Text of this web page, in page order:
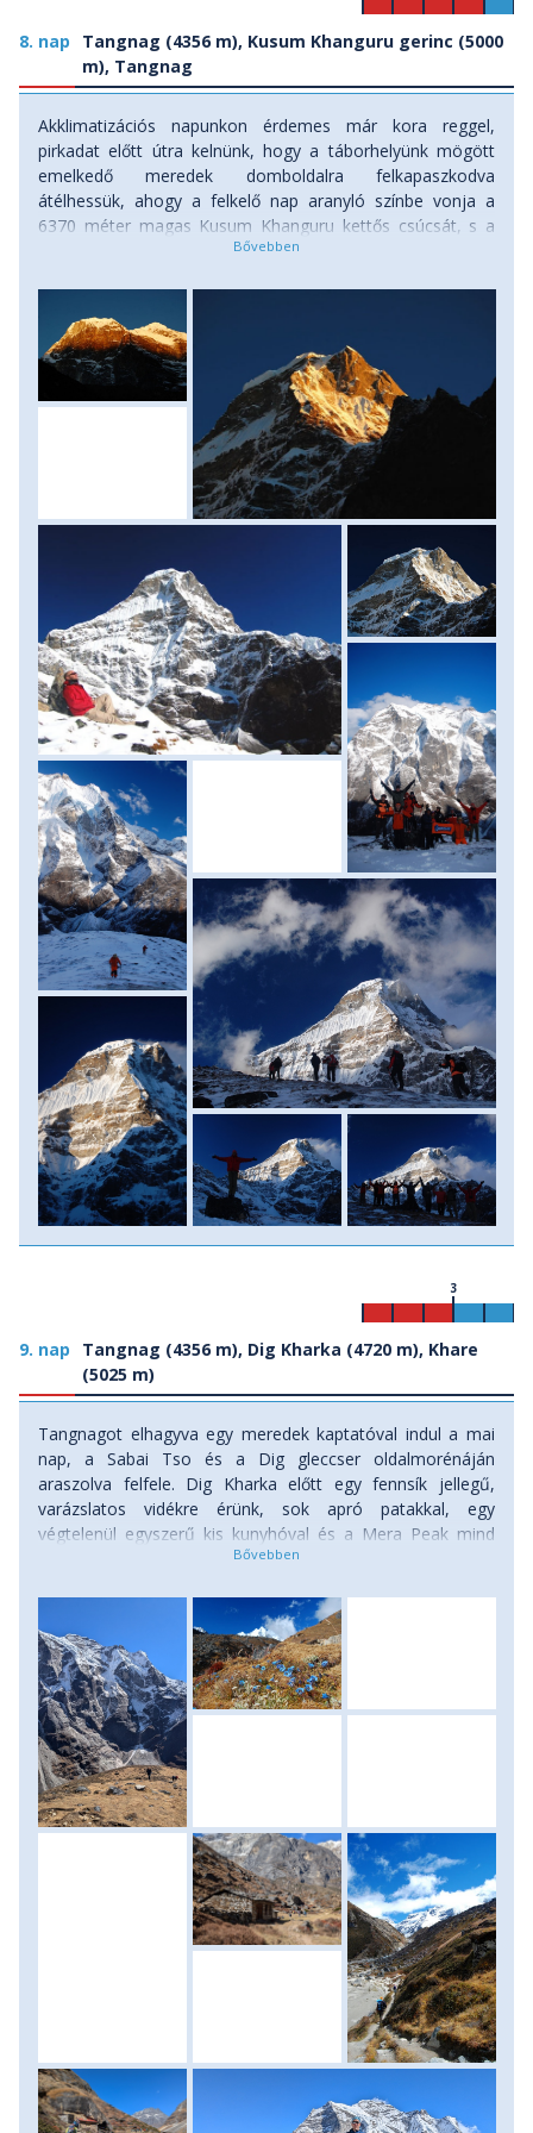
8. nap
Tangnag (4356 m), Kusum Khanguru gerinc (5000
m), Tangnag
Akklimatizációs napunkon érdemes már kora reggel,
pirkadat előtt útra kelnünk, hogy a táborhelyünk mögött
emelkedő meredek domboldalra felkapaszkodva
átélhessük, ahogy a felkelő nap aranyló színbe vonja a
6370 méter magas Kusum Khanguru kettős csúcsát, s a
Tangnag fölé magasodó Kyashar 6770 méteres
panoráma a jutalmunk! Amennyiben az időjárás engedi, itt
maradunk néhány órát, szoktatjuk magunkat a nagyobb
magassághoz. Innen alaposan szemügyre vehetjük az
elkövetkező napok útvonalát is, tovább a Sabai Tso zöldes
gleccsertava és a Dig gleccser mentén, egészen a Mera
gleccser széles nyúlványáiig. A táborba visszaereszkedve a
délutánt pihenéssel töltjük, de ha van még energiánk,
elsétálhatunk a Sabai Tso gleccsertavához is, ahonnan
döbbenetes és testközeli a rálátás a tóra – már ami az
1989-es természeti katasztrófa után megmaradt belőle.
Szállás: menedékház. (menetidő: 3-4 óra, szint: 650 méter
9. nap
Tangnag (4356 m), Dig Kharka (4720 m), Khare
(5025 m)
3
Tangnagot elhagyva egy meredek kaptatóval indul a mai
nap, a Sabai Tso és a Dig gleccser oldalmorénáján
araszolva felfele. Dig Kharka előtt egy fennsík jellegű,
varázslatos vidékre érünk, sok apró patakkal, egy
végtelenül egyszerű kis kunyhóval és a Mera Peak mind
jobban fölénk tornyosuló, a napsütésben ragyogó,
robajjal leszakadó gleccsereivel. Innen már csak alig egy
óra Khare, a következő akklimatizációs pont, ahol újra két
éjszakát töltünk. Szállás: menedékház. (menetidő: 3-4 óra,
szint: 670 méter felfelé)